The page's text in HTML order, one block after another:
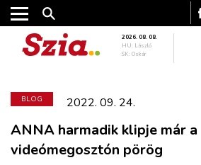
2026. 08. 08.
HU: László
SK: Oskár
BLOG 2022. 09. 24.
ANNA harmadik klipje már a
videómegosztón pörög